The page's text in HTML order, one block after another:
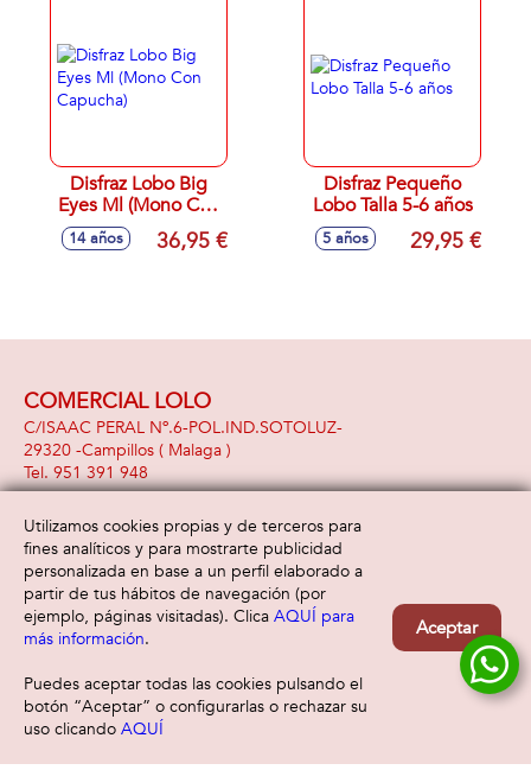
Disfraz Lobo Big
Eyes Ml (Mono Con
Capucha)
14 años 36,95 €
Disfraz Pequeño
Lobo Talla 5-6 años
5 años 29,95 €
Filtrar
COMERCIAL LOLO
C/ISAAC PERAL Nº.6-POL.IND.SOTOLUZ-
29320 -Campillos ( Malaga )
951 391 948
Información
Aviso legal
Política de privacidad
Política de cookies
Atención al cliente
Envío y devolución
Contacto
Utilizamos cookies propias y de terceros para
fines analíticos y para mostrarte publicidad
personalizada en base a un perfil elaborado a
partir de tus hábitos de navegación (por
ejemplo, páginas visitadas). Clica AQUÍ para
más información.
Puedes aceptar todas las cookies pulsando el
botón “Aceptar” o configurarlas o rechazar su
uso clicando AQUÍ
Aceptar